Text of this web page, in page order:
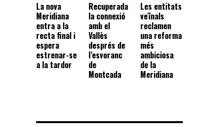
La nova
Meridiana
entra a la
recta final i
espera
estrenar-se
a la tardor
Recuperada
la connexió
amb el
Vallès
després de
l’esvoranc
de
Montcada
Les entitats
veïnals
reclamen
una reforma
més
ambiciosa
de la
Meridiana